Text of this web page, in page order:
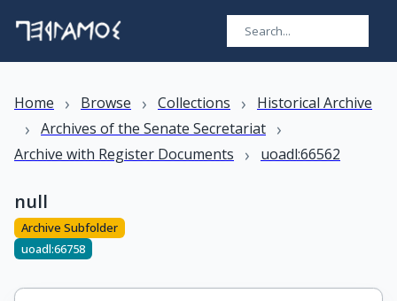
Home › Browse › Collections › Historical Archive
› Archives of the Senate Secretariat ›
Archive with Register Documents › uoadl:66562
null
Archive Subfolder
uoadl:66758